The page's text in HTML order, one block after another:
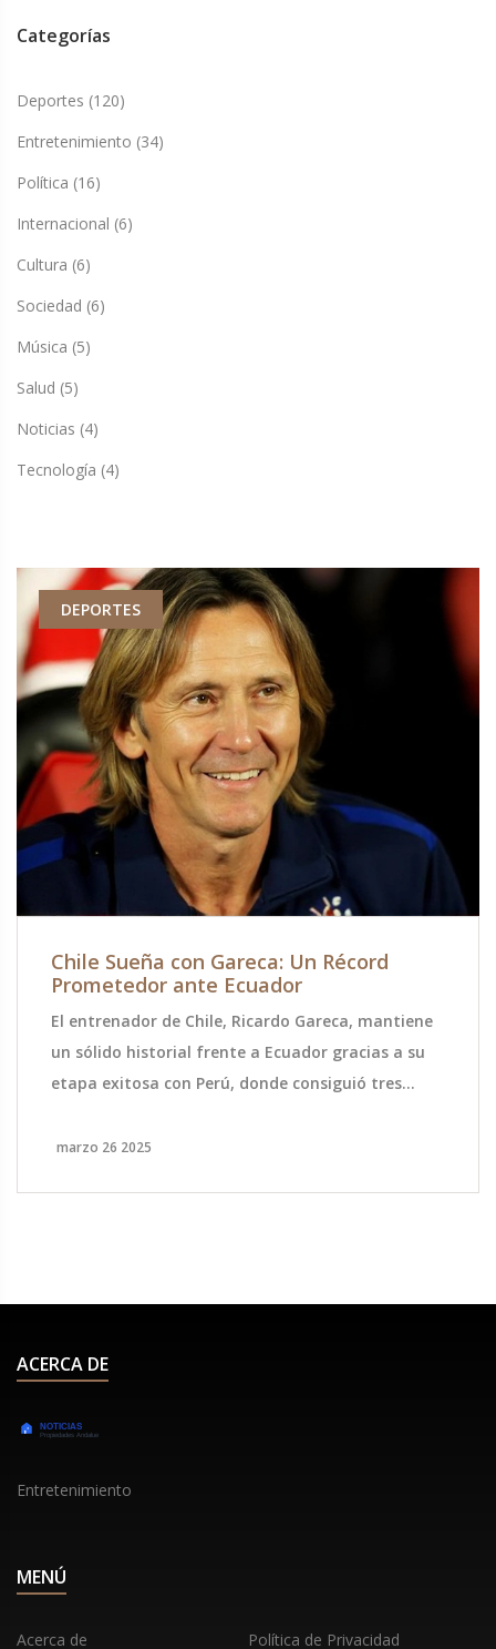
Categorías
Deportes (120)
Entretenimiento (34)
Política (16)
Internacional (6)
Cultura (6)
Sociedad (6)
Música (5)
Salud (5)
Noticias (4)
Tecnología (4)
DEPORTES
Chile Sueña con Gareca: Un Récord
Prometedor ante Ecuador
El entrenador de Chile, Ricardo Gareca, mantiene
un sólido historial frente a Ecuador gracias a su
etapa exitosa con Perú, donde consiguió tres
encara un crucial partido de clasificación al
marzo 26 2025
ACERCA DE
Entretenimiento
MENÚ
Acerca de Política de Privacidad